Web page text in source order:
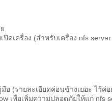
ปิดเครื่อง (สำหรับเครื่อง nfs
(รายละเอียดค่อนข้างเยอะ ไว้ค่
เพื่อเพิ่มความปลอดภัยให้แก่ nfs